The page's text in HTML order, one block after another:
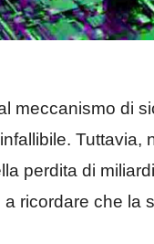
meccanismo di
Tuttavia,
perdita di
ricordare che la